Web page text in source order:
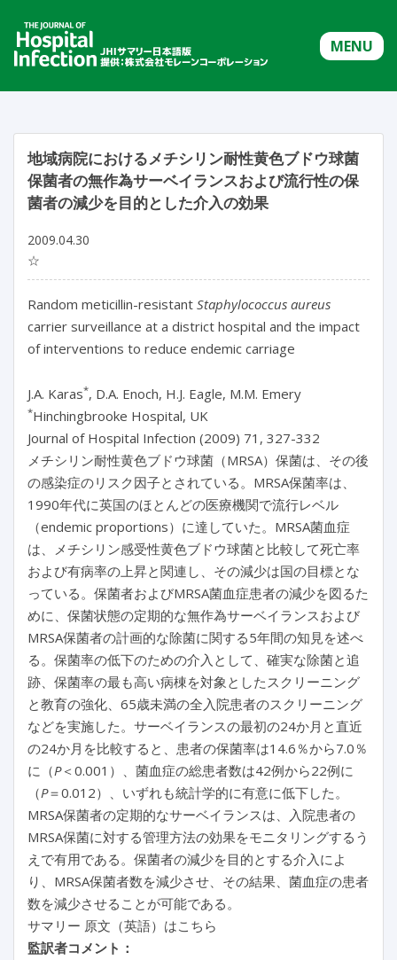
MENU
地域病院におけるメチシリン耐性黄色ブドウ球菌
保菌者の無作為サーベイランスおよび流行性の保
菌者の減少を目的とした介入の効果
2009.04.30
☆
Random meticillin-resistant Staphylococcus aureus
carrier surveillance at a district hospital and the impact
of interventions to reduce endemic carriage
J.A. Karas*, D.A. Enoch, H.J. Eagle, M.M. Emery
*Hinchingbrooke Hospital, UK
Journal of Hospital Infection (2009) 71, 327-332
メチシリン耐性黄色ブドウ球菌（MRSA）保菌は、その後
の感染症のリスク因子とされている。MRSA保菌率は、
1990年代に英国のほとんどの医療機関で流行レベル
（endemic proportions）に達していた。MRSA菌血症
は、メチシリン感受性黄色ブドウ球菌と比較して死亡率
および有病率の上昇と関連し、その減少は国の目標とな
っている。保菌者およびMRSA菌血症患者の減少を図るた
めに、保菌状態の定期的な無作為サーベイランスおよび
MRSA保菌者の計画的な除菌に関する5年間の知見を述べ
る。保菌率の低下のための介入として、確実な除菌と追
跡、保菌率の最も高い病棟を対象としたスクリーニング
と教育の強化、65歳未満の全入院患者のスクリーニング
などを実施した。サーベイランスの最初の24か月と直近
の24か月を比較すると、患者の保菌率は14.6％から7.0％
に（P＜0.001）、菌血症の総患者数は42例から22例に
（P＝0.012）、いずれも統計学的に有意に低下した。
MRSA保菌者の定期的なサーベイランスは、入院患者の
MRSA保菌に対する管理方法の効果をモニタリングするう
えで有用である。保菌者の減少を目的とする介入によ
り、MRSA保菌者数を減少させ、その結果、菌血症の患者
数を減少させることが可能である。
サマリー 原文（英語）はこちら
監訳者コメント：